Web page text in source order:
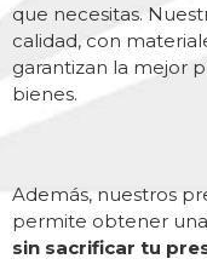
que necesitas.
calidad, con
garantizan la mejor
bienes.
Además, nuestros
permite obtener
sin sacrificar tu